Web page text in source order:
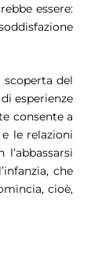
essere:
del
esperienze
consente a
le relazioni
che
cioè,